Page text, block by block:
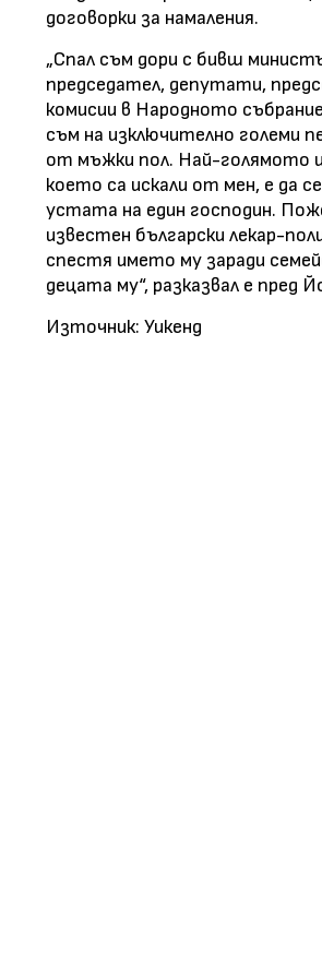
договорки за намаления.
„Спал съм дори с бивш
председател, депутати,
комисии в Народното
съм на изключително големи
от мъжки пол. Най-голямото
което са искали от мен, е да
устата на един господин.
известен български лекар-
спестя името му заради
децата му“, разказвал е пред
Източник: Уикенд